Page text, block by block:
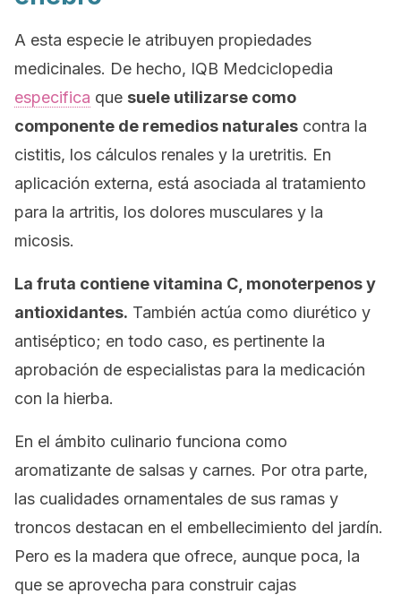
A esta especie le atribuyen propiedades
medicinales. De hecho, IQB Medciclopedia
especifica que suele utilizarse como
componente de remedios naturales contra la
cistitis, los cálculos renales y la uretritis. En
aplicación externa, está asociada al tratamiento
para la artritis, los dolores musculares y la
micosis.
La fruta contiene vitamina C, monoterpenos y
antioxidantes. También actúa como diurético y
antiséptico; en todo caso, es pertinente la
aprobación de especialistas para la medicación
con la hierba.
En el ámbito culinario funciona como
aromatizante de salsas y carnes. Por otra parte,
las cualidades ornamentales de sus ramas y
troncos destacan en el embellecimiento del jardín.
Pero es la madera que ofrece, aunque poca, la
que se aprovecha para construir cajas